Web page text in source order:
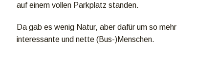
auf einem vollen Parkplatz standen.
Da gab es wenig Natur, aber dafür um so mehr
interessante und nette (Bus-)Menschen.